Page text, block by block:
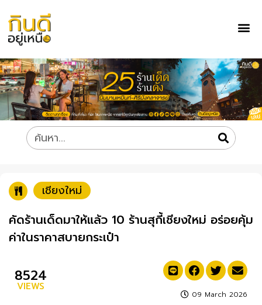
เชียงใหม่
คัดร้านเด็ดมาให้แล้ว 10 ร้านสุกี้เชียงใหม่ อร่อยคุ้ม
ค่าในราคาสบายกระเป๋า
8524
VIEWS
09 March 2026